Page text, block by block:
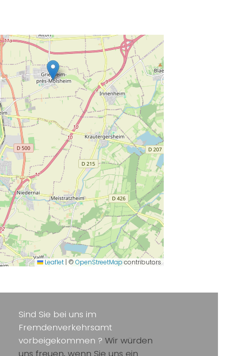
Leaflet | © OpenStreetMap contributors
Sind Sie bei uns im
Fremdenverkehrsamt
vorbeigekommen ?Wir würden
uns freuen, wenn Sie uns ein